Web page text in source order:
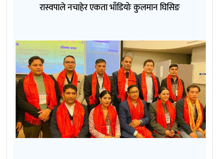
रास्वपाले नचाहेर एकता भाँडियोः कुलमान घिसिङ